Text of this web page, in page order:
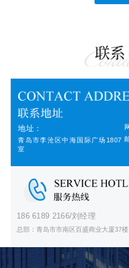
地址：
青岛市李沧区中海国际广场1807
室
186 6189 2166/刘经理
总部：青岛市市南区百盛商业大厦37楼